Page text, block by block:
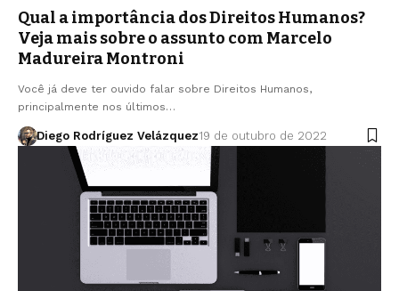
Qual a importância dos Direitos Humanos?
Veja mais sobre o assunto com Marcelo
Madureira Montroni
Você já deve ter ouvido falar sobre Direitos Humanos,
principalmente nos últimos…
Diego Rodríguez Velázquez19 de outubro de 2022